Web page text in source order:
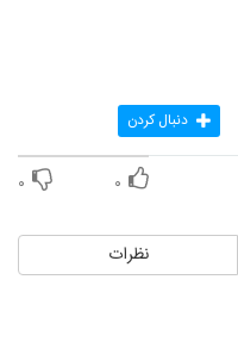
دنبال کردن
۰ ۰
نظرات